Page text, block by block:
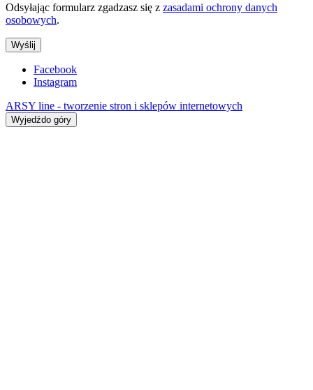
Odsyłając formularz zgadzasz się z zasadami ochrony danych
osobowych.
Wyślij
Facebook
Instagram
ARSY line - tworzenie stron i sklepów internetowych
Wyjedźdo góry